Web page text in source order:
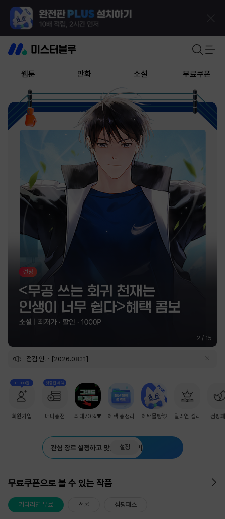
웹툰 만화 소설 무료쿠폰
2 / 15
점검 안내 [2026.08.11]
+1,000원
회원가입
첫충전 혜택
머니충전 최대70%▼ 혜택 총정리 혜택몰빵💘 밀리언 셀러 점핑
관심 장르 설정하고 맞춤 추천 받기
설정
무료쿠폰으로 볼 수 있는 작품
기다리면 무료 선물 점핑패스